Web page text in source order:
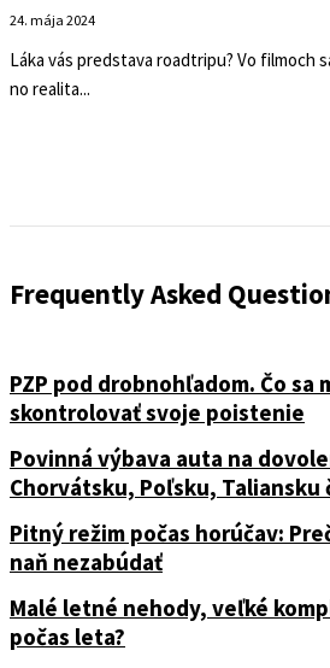
24. mája 2024
Láka vás predstava roadtripu? Vo filmoch
no realita...
Frequently Asked
PZP pod drobnohľadom. Čo sa
skontrolovať svoje poistenie
Povinná výbava auta na
Chorvátsku, Poľsku, Taliansku
Pitný režim počas horúčav:
naň nezabúdať
Malé letné nehody, veľké
počas leta?